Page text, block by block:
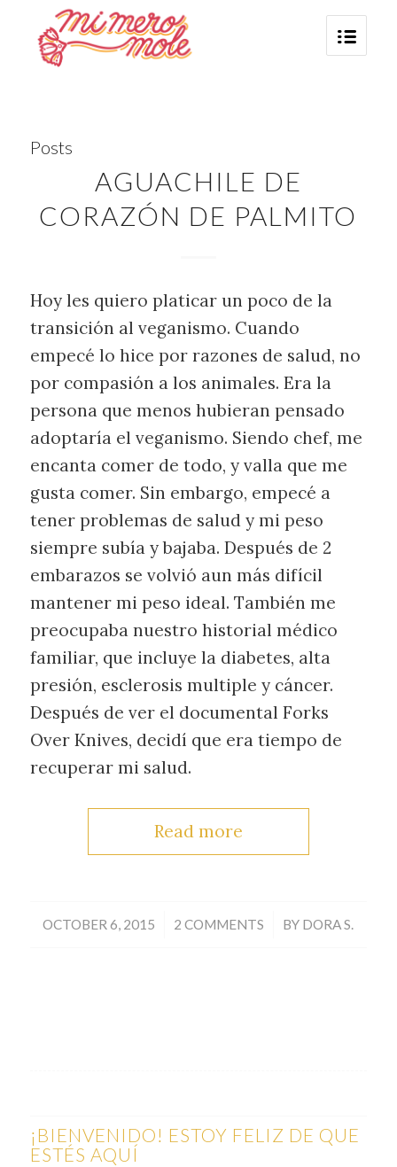
Posts
AGUACHILE DE
CORAZÓN DE PALMITO
Hoy les quiero platicar un poco de la
transición al veganismo. Cuando
empecé lo hice por razones de salud, no
por compasión a los animales. Era la
persona que menos hubieran pensado
adoptaría el veganismo. Siendo chef, me
encanta comer de todo, y valla que me
gusta comer. Sin embargo, empecé a
tener problemas de salud y mi peso
siempre subía y bajaba. Después de 2
embarazos se volvió aun más difícil
mantener mi peso ideal. También me
preocupaba nuestro historial médico
familiar, que incluye la diabetes, alta
presión, esclerosis multiple y cáncer.
Después de ver el documental Forks
Over Knives, decidí que era tiempo de
recuperar mi salud.
Read more
OCTOBER 6, 2015
/ 2 COMMENTS
/ BY DORA S.
¡BIENVENIDO! ESTOY FELIZ DE QUE
ESTÉS AQUÍ